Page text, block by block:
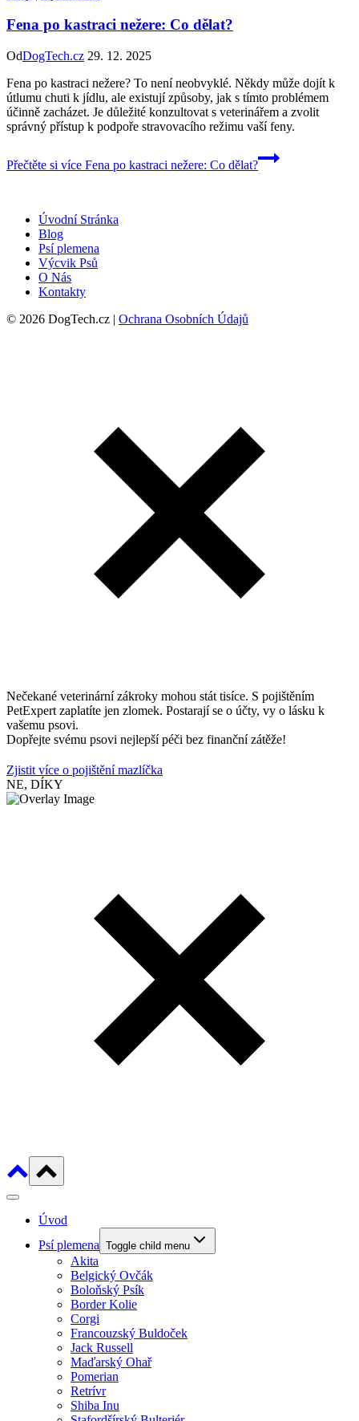
Fena po kastraci nežere: Co dělat?
OdDogTech.cz 29. 12. 2025
Fena po kastraci nežere? To není neobvyklé. Někdy může dojít k
útlumu chuti k jídlu, ale existují způsoby, jak s tímto problémem
účinně zacházet. Je důležité konzultovat s veterinářem a zvolit
správný přístup k podpoře stravovacího režimu vaší feny.
Přečtěte si více Fena po kastraci nežere: Co dělat?
Úvodní Stránka
Blog
Psí plemena
Výcvik Psů
O Nás
Kontakty
© 2026 DogTech.cz | Ochrana Osobních Údajů
Nečekané veterinární zákroky mohou stát tisíce. S pojištěním
PetExpert zaplatíte jen zlomek. Postarají se o účty, vy o lásku k
vašemu psovi.
Dopřejte svému psovi nejlepší péči bez finanční zátěže!
Zjistit více o pojištění mazlíčka
NE, DÍKY
Úvod
Psí plemena Toggle child menu
Akita
Belgický Ovčák
Boloňský Psík
Border Kolie
Corgi
Francouzský Buldoček
Jack Russell
Maďarský Ohař
Pomerian
Retrívr
Shiba Inu